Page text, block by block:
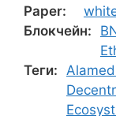
Paper:
Блокчейн:
Теги: